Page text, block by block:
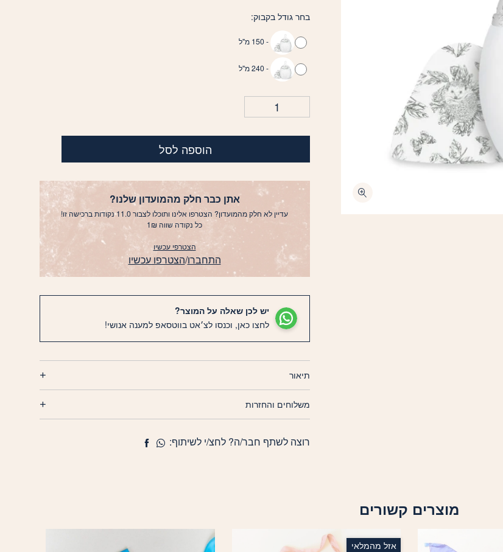
בחר גודל בקבוק
-150 מ"ל
-240 מ"ל
הוספה לסל
אתן כבר חלק מהמועדון שלנו?
עדיין לא חלק מהמועדון? הצטרפו אלינו ותוכלו לצבור 11.0 נקודות ברכישה זו!
כל נקודה שווה 1₪
הצטרפי עכשיו
התחברו/הצטרפו עכשיו
יש לכן שאלה על המוצר?
לחצו כאן, וכנסו לצ׳אט בווטסאפ למענה אנושי!
תיאור
משלוחים והחזרות
רוצה לשתף חבר/ה? לחצ/י לשיתוף:
מוצרים קשורים
אזל מהמלאי